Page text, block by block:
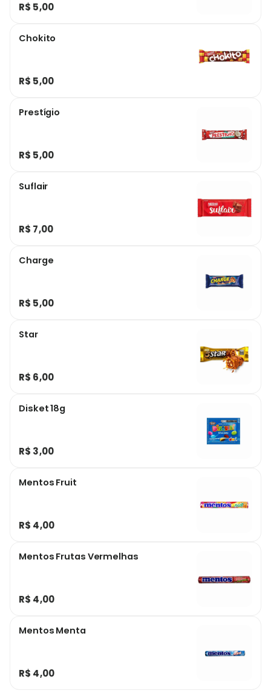
R$ 5,00
Chokito
R$ 5,00
Prestígio
R$ 5,00
Suflair
R$ 7,00
Charge
R$ 5,00
Star
R$ 6,00
Disket 18g
R$ 3,00
Mentos Fruit
R$ 4,00
Mentos Frutas Vermelhas
R$ 4,00
Mentos Menta
R$ 4,00